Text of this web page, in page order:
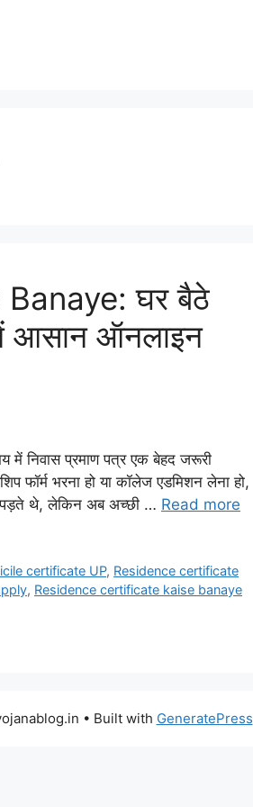
घर बैठे
आसान ऑनलाइन
प्रमाण पत्र एक बेहद जरूरी
फॉर्म भरना हो या कॉलेज एडमिशन लेना हो,
थे, लेकिन अब अच्छी … Read more
certificate UP, Residence certificate
, Residence certificate kaise banaye
• Built with GeneratePress